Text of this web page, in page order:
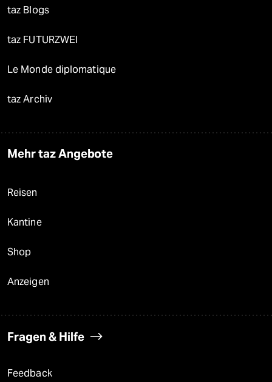
taz Blogs
taz FUTURZWEI
Le Monde diplomatique
taz Archiv
Mehr taz Angebote
Reisen
Kantine
Shop
Anzeigen
Fragen & Hilfe
Feedback